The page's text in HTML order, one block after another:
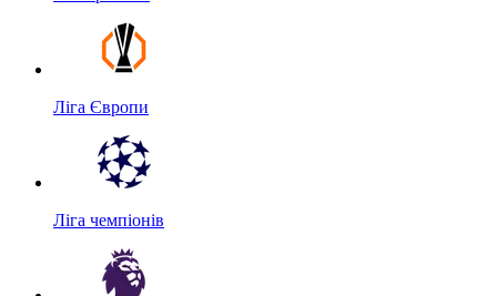
Ліга Європи
Ліга чемпіонів